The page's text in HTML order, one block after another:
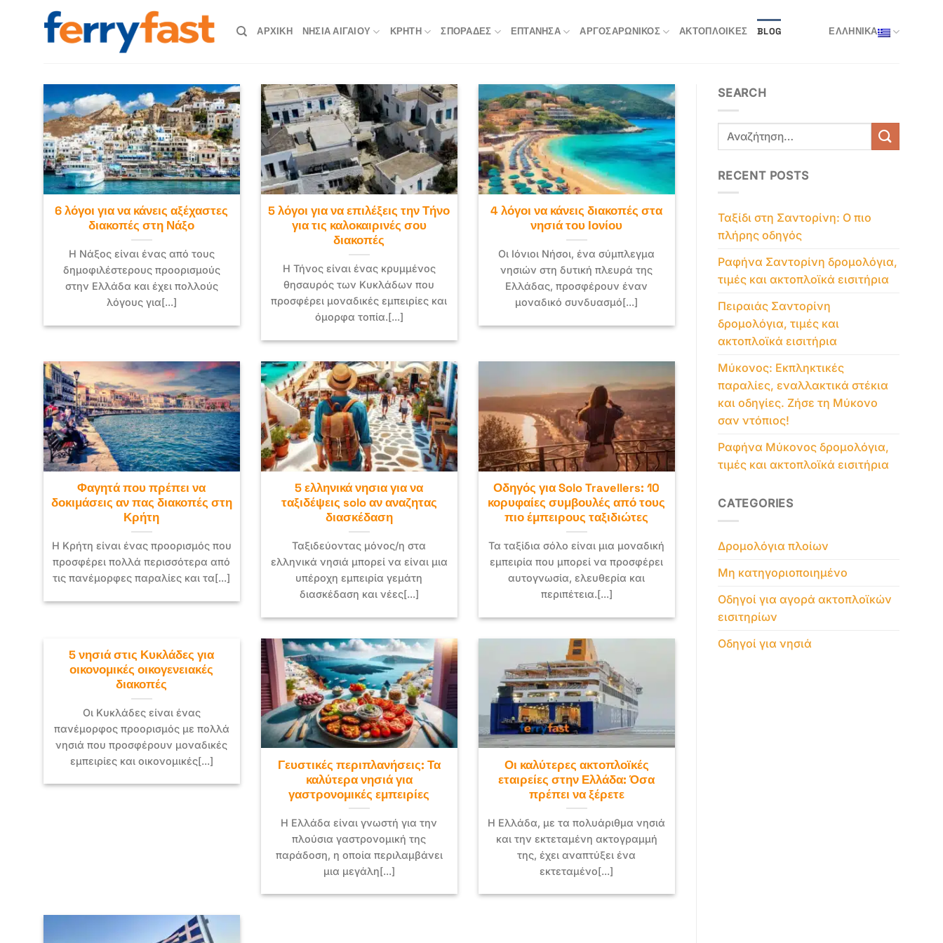
Μετάβαση
περιεχόμενο
ΑΡΧΙΚΗ ΝΗΣΙΆ ΑΙΓΑΊΟΥ ΚΡΉΤΗ ΣΠΟΡΆΔΕΣ ΕΠΤΆΝΗΣΑ ΑΡΓΟΣΑΡΩΝΙΚΌΣ ΑΚΤΟΠΛΟΙΚΈΣ BLOG ΕΛΛΗΝΙΚΑ
6 λόγοι για να κάνεις αξέχαστες
διακοπές στη Νάξο
Η Νάξος είναι ένας από τους
δημοφιλέστερους προορισμούς
στην Ελλάδα και έχει πολλούς
λόγους για[...]
5 λόγοι για να επιλέξεις την Τήνο
για τις καλοκαιρινές σου
διακοπές
Η Τήνος είναι ένας κρυμμένος
θησαυρός των Κυκλάδων που
προσφέρει μοναδικές εμπειρίες και
όμορφα τοπία.[...]
4 λόγοι να κάνεις διακοπές στα
νησιά του Ιονίου
Οι Ιόνιοι Νήσοι, ένα σύμπλεγμα
νησιών στη δυτική πλευρά της
Ελλάδας, προσφέρουν έναν
μοναδικό συνδυασμό[...]
Φαγητά που πρέπει να
δοκιμάσεις αν πας διακοπές στη
Κρήτη
Η Κρήτη είναι ένας προορισμός που
προσφέρει πολλά περισσότερα από
τις πανέμορφες παραλίες και τα[...]
5 ελληνικά νησια για να
ταξιδέψεις solo αν αναζητας
διασκέδαση
Ταξιδεύοντας μόνος/η στα
ελληνικά νησιά μπορεί να είναι μια
υπέροχη εμπειρία γεμάτη
διασκέδαση και νέες[...]
Οδηγός για Solo Travellers: 10
κορυφαίες συμβουλές από τους
πιο έμπειρους ταξιδιώτες
Τα ταξίδια σόλο είναι μια μοναδική
εμπειρία που μπορεί να προσφέρει
αυτογνωσία, ελευθερία και
περιπέτεια.[...]
5 νησιά στις Κυκλάδες για
οικονομικές οικογενειακές
διακοπές
Οι Κυκλάδες είναι ένας
πανέμορφος προορισμός με πολλά
νησιά που προσφέρουν μοναδικές
εμπειρίες και οικονομικές[...]
Γευστικές περιπλανήσεις: Τα
καλύτερα νησιά για
γαστρονομικές εμπειρίες
Η Ελλάδα είναι γνωστή για την
πλούσια γαστρονομική της
παράδοση, η οποία περιλαμβάνει
μια μεγάλη[...]
Οι καλύτερες ακτοπλοϊκές
εταιρείες στην Ελλάδα: Όσα
πρέπει να ξέρετε
Η Ελλάδα, με τα πολυάριθμα νησιά
και την εκτεταμένη ακτογραμμή
της, έχει αναπτύξει ένα
εκτεταμένο[...]
SEARCH
RECENT POSTS
Ταξίδι στη Σαντορίνη: Ο πιο
πλήρης οδηγός
Ραφήνα Σαντορίνη δρομολόγια,
τιμές και ακτοπλοϊκά εισιτήρια
Πειραιάς Σαντορίνη
δρομολόγια, τιμές και
ακτοπλοϊκά εισιτήρια
Μύκονος: Εκπληκτικές
παραλίες, εναλλακτικά στέκια
και οδηγίες. Ζήσε τη Μύκονο
σαν ντόπιος!
Ραφήνα Μύκονος δρομολόγια,
τιμές και ακτοπλοϊκά εισιτήρια
CATEGORIES
Δρομολόγια πλοίων
Μη κατηγοριοποιημένο
Οδηγοί για αγορά ακτοπλοϊκών
εισιτηρίων
Οδηγοί για νησιά